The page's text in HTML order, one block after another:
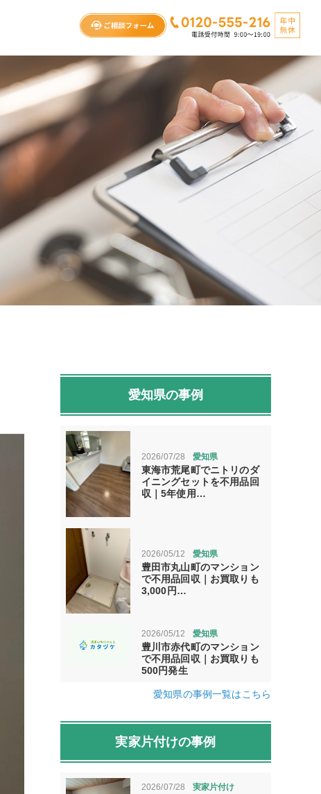
愛知県の事例
2026/07/28 愛知県
東海市荒尾町でニトリのダ
イニングセットを不用品回
収｜5年使用…
2026/05/12 愛知県
豊田市丸山町のマンション
で不用品回収｜お買取りも
3,000円…
2026/05/12 愛知県
豊川市赤代町のマンション
で不用品回収｜お買取りも
500円発生
愛知県の事例一覧はこちら
実家片付けの事例
2026/07/28 実家片付け